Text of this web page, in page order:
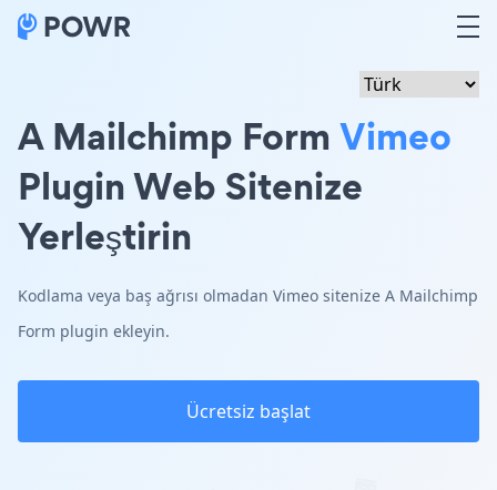
A Mailchimp Form Vimeo
Plugin Web Sitenize
Yerleştirin
Kodlama veya baş ağrısı olmadan Vimeo sitenize A Mailchimp
Form plugin ekleyin.
Ücretsiz başlat